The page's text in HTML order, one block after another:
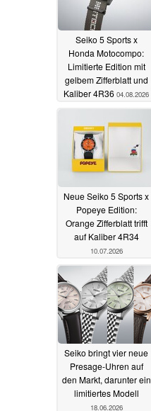
Seiko 5 Sports x
Honda Motocompo:
Limitierte Edition mit
gelbem Zifferblatt und
Kaliber 4R36 04.08.2026
Neue Seiko 5 Sports x
Popeye Edition:
Orange Zifferblatt trifft
auf Kaliber 4R34
10.07.2026
Seiko bringt vier neue
Presage-Uhren auf
den Markt, darunter ein
limitiertes Modell
18.06.2026